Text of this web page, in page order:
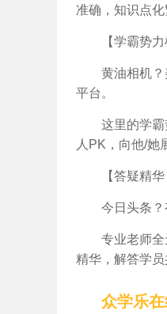
准确，知识点
【学霸势力
黄油相机
平台。
这里的学
人PK，向他/她
【答疑精
今日头条
专业老师
精华，解答学
众学乐